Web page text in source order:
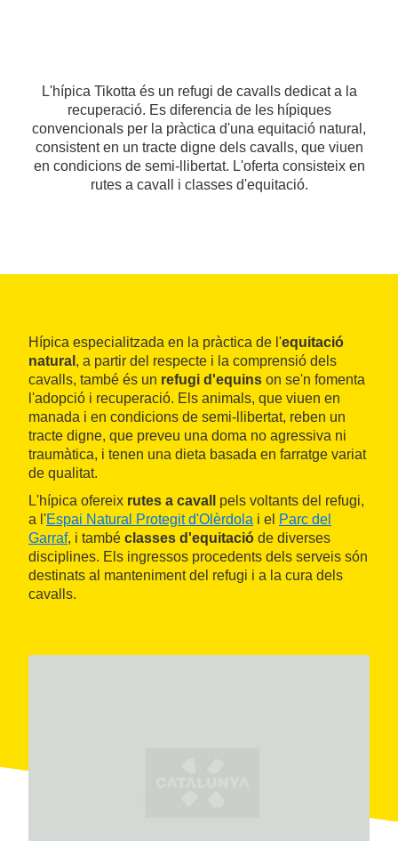
L'hípica Tikotta és un refugi de cavalls dedicat a la
recuperació. Es diferencia de les hípiques
convencionals per la pràctica d'una equitació natural,
consistent en un tracte digne dels cavalls, que viuen
en condicions de semi-llibertat. L'oferta consisteix en
rutes a cavall i classes d'equitació.
Hípica especialitzada en la pràctica de l'equitació
natural , a partir del respecte i la comprensió dels
cavalls, també és un refugi d'equins on se'n fomenta
l'adopció i recuperació. Els animals, que viuen en
manada i en condicions de semi-llibertat, reben un
tracte digne, que preveu una doma no agressiva ni
traumàtica, i tenen una dieta basada en farratge variat
de qualitat.
L'hípica ofereix rutes a cavall
pels voltants del refugi,
a l'Espai Natural Protegit d'Olèrdola i el Parc del
Garraf, i també classes d'equitació de diverses
disciplines. Els ingressos procedents dels serveis són
destinats al manteniment del refugi i a la cura dels
cavalls.